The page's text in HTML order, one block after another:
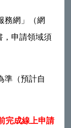
務網」（網
，申請領域須
準（預計自
完成線上申請